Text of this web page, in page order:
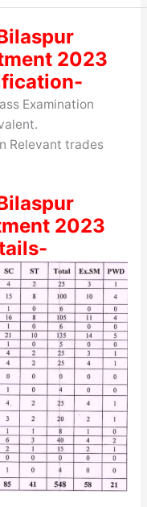
2023
Examination
Relevant trades
2023